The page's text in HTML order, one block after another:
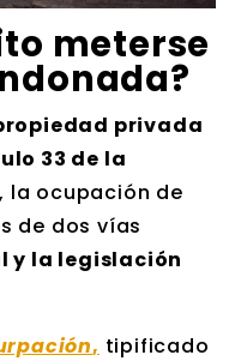
meterse
privada
33 de la
la ocupación de
de dos vías
y la legislación
, tipificado